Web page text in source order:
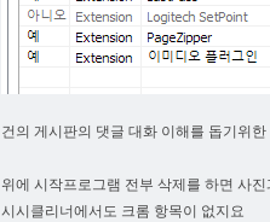
건의 게시판의 댓글 대화 이해를 돕기위
위에 시작프로그램 전부 삭제를 하면 사
시시클리너에서도 크롬 항목이 없지요